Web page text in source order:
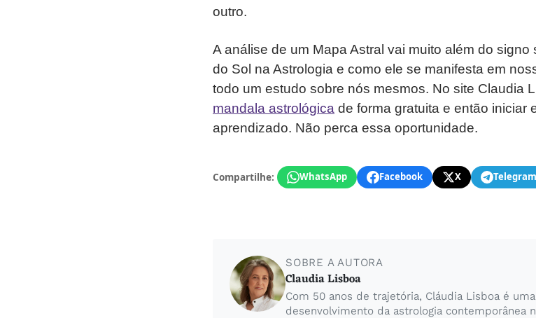
outro.
A análise de um Mapa Astral vai muito além do
do Sol na Astrologia e como ele se manifesta em
todo um estudo sobre nós mesmos. No site Claudia
mandala astrológica de forma gratuita e então iniciar
aprendizado. Não perca essa oportunidade.
Compartilhe: WhatsApp Facebook X Telegram
SOBRE A AUTORA
Claudia Lisboa
Com 50 anos de trajetória, Cláudia Lisboa é
desenvolvimento da astrologia contemporânea